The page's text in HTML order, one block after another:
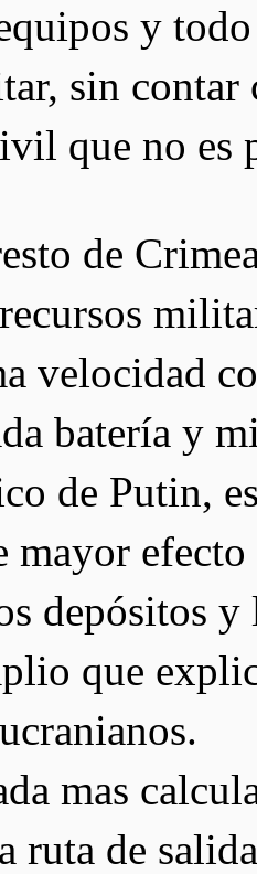
y
sin contar
que no es
de
velocidad
batería y
de Putin,
mayor
depósitos y
que
mas
ruta de